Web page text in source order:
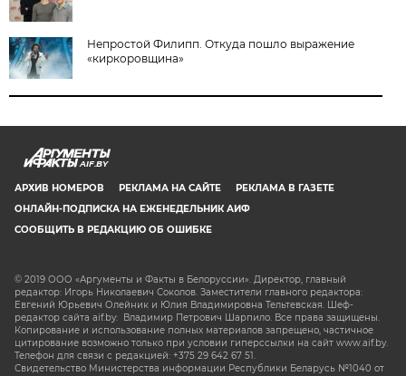
Непростой Филипп. Откуда пошло выражение
«киркоровщина»
AIF.BY
АРХИВ НОМЕРОВ РЕКЛАМА НА САЙТЕ
РЕКЛАМА В ГАЗЕТЕ
ОНЛАЙН-ПОДПИСКА НА ЕЖЕНЕДЕЛЬНИК АИФ
СООБЩИТЬ В РЕДАКЦИЮ ОБ ОШИБКЕ
© 2019 ООО «Аргументы и Факты в Белоруссии». Директор, главный
редактор: Игорь Николаевич Соколов. Заместители главного редактора:
Евгений Юрьевич Олейник и Юлия Владимировна Тельтевская. Шеф-
редактор сайта aif.by: Владимир Петрович Шарпило. Все права защищены.
Копирование и использование полных материалов запрещено, частичное
цитирование возможно только при условии гиперссылки на сайт www.aif.by.
Телефон для связи с редакцией: +375 29 642 67 51.
Свидетельство Министерства информации Республики Беларусь №1040 от